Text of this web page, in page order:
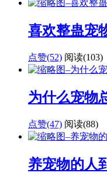
喜欢整蛊宠
点赞(52) 阅读(103)
为什么宠物
点赞(47) 阅读(88)
养宠物的人